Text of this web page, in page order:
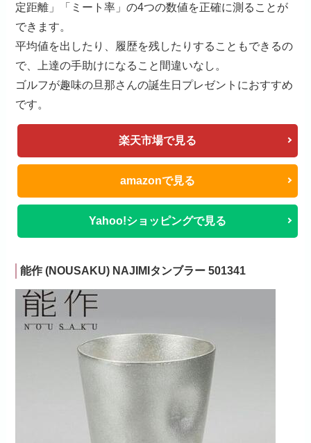
定距離」「ミート率」の4つの数値を正確に測ることが
できます。
平均値を出したり、履歴を残したりすることもできるの
で、上達の手助けになること間違いなし。
ゴルフが趣味の旦那さんの誕生日プレゼントにおすすめ
です。
楽天市場で見る
amazonで見る
Yahoo!ショッピングで見る
能作 (NOUSAKU) NAJIMIタンブラー 501341